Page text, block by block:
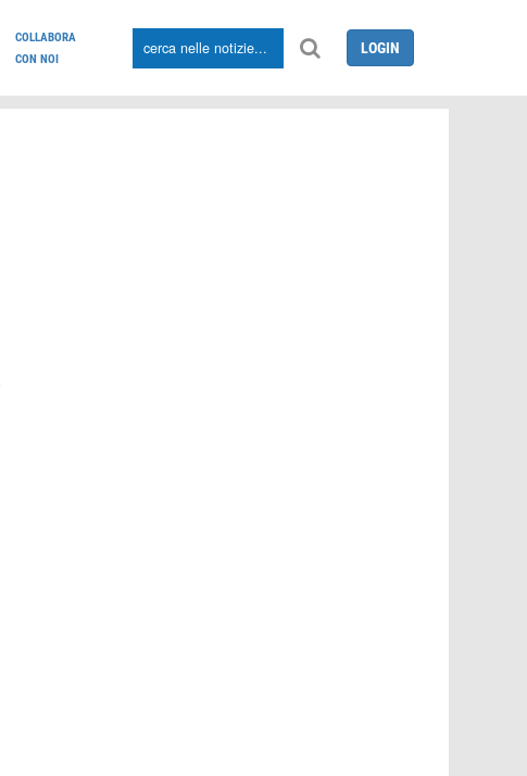
COLLABORA
CON NOI
LOGIN